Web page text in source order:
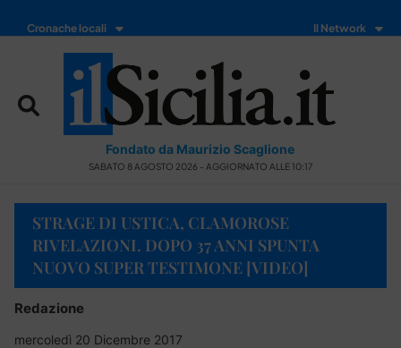
Cronache locali Il Network
Fondato da Maurizio Scaglione
SABATO 8 AGOSTO 2026 - AGGIORNATO ALLE 10:17
STRAGE DI USTICA, CLAMOROSE
RIVELAZIONI. DOPO 37 ANNI SPUNTA
NUOVO SUPER TESTIMONE [VIDEO]
Redazione
mercoledì 20 Dicembre 2017